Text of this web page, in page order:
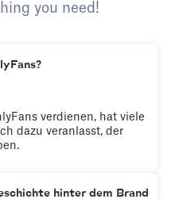
you need!
verdienen, hat viele
dazu veranlasst, der
hinter dem Brand